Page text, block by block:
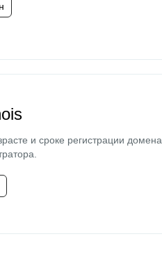
и сроке регистрации домена,